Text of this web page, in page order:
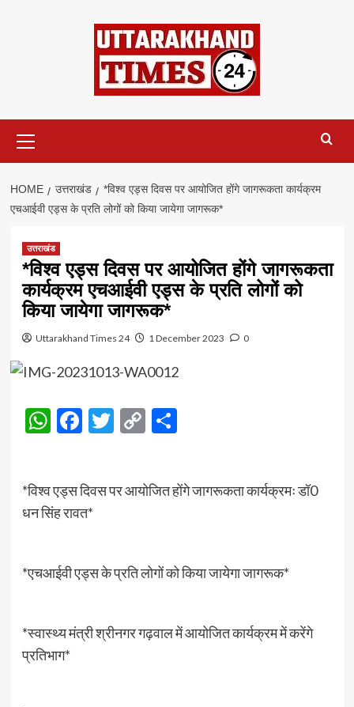
Menu
HOME उत्तराखंड
*विश्व एड्स दिवस पर आयोजित होंगे जागरूकता कार्यक्रम
एचआईवी एड्स के प्रति लोगों को किया जायेगा जागरूक*
उत्तराखंड
*विश्व एड्स दिवस पर आयोजित होंगे जागरूकता
कार्यक्रम एचआईवी एड्स के प्रति लोगों को
किया जायेगा जागरूक*
Uttarakhand Times 24 1 December 2023 0
WhatsApp
Facebook
Twitter
CopyShare
*विश्व एड्स दिवस पर आयोजित होंगे जागरूकता कार्यक्रमः डॉ0
धन सिंह रावत*
*एचआईवी एड्स के प्रति लोगों को किया जायेगा जागरूक*
*स्वास्थ्य मंत्री श्रीनगर गढ़वाल में आयोजित कार्यक्रम में करेंगे
प्रतिभाग*